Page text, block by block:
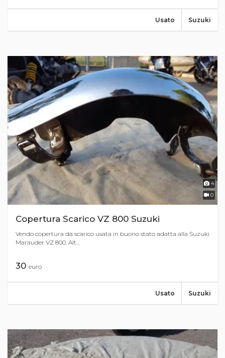
Suzuki
Usato
4
0
Copertura Scarico VZ 800 Suzuki
Vendo copertura da scarico usata in buono stato adatta alla Suzuki
Marauder VZ 800. Alt...
30 euro
Suzuki
Usato